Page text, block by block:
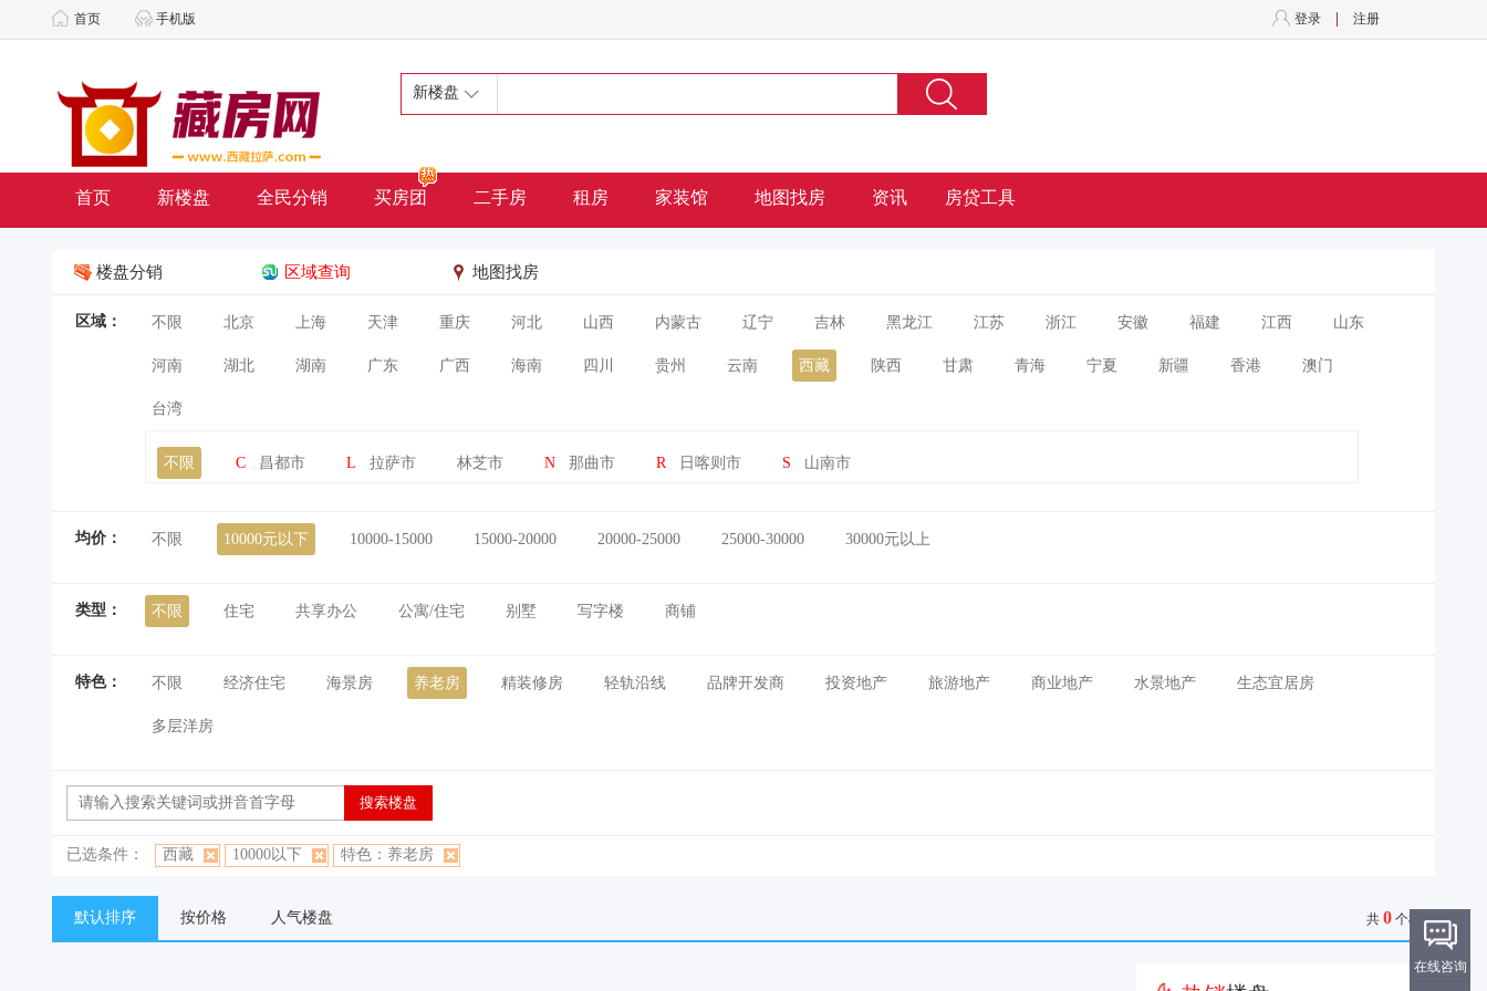
首页 手机版 注册
登录
新楼盘
首页 新楼盘 全民分销 买房团 二手房 租房 家装馆 地图找房 资讯 房贷工具
楼盘分销 区域查询 地图找房
区域： 不限 北京 上海 天津 重庆 河北 山西 内蒙古 辽宁 吉林 黑龙江 江苏 浙江 安徽 福建 江西 山东
河南 湖北 湖南 广东 广西 海南 四川 贵州 云南 西藏 陕西 甘肃 青海 宁夏 新疆 香港 澳门
台湾
不限 C 昌都市 L 拉萨市 林芝市 N 那曲市 R 日喀则市 S 山南市
均价： 不限 10000元以下 10000-15000 15000-20000 20000-25000 25000-30000 30000元以上
类型： 不限 住宅 共享办公 公寓/住宅 别墅 写字楼 商铺
特色： 不限 经济住宅 海景房 养老房 精装修房 轻轨沿线 品牌开发商 投资地产 旅游地产 商业地产 水景地产 生态宜居房
多层洋房
已选条件： 西藏 10000以下 特色：养老房
默认排序 按价格 人气楼盘 共 0 个楼盘
在线咨询